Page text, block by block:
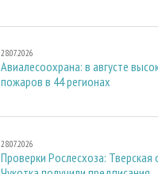
28.07.2026
Авиалесоохрана: в августе
пожаров в 44 регионах
28.07.2026
Проверки Рослесхоза: Тверская